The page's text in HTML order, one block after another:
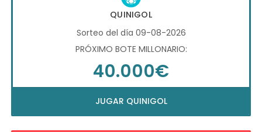
QUINIGOL
Sorteo del día 09-08-2026
PRÓXIMO BOTE MILLONARIO:
40.000€
JUGAR QUINIGOL